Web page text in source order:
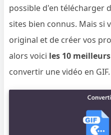
possible d'en télécharger
sites bien connus. Mais si
original et de créer vos
alors voici les 10
convertir une vidéo en GIF.